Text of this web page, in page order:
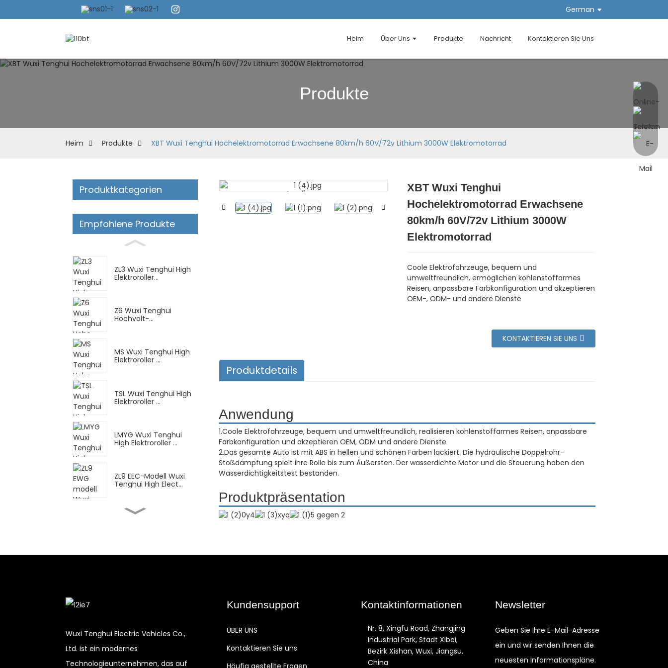
German
Heim Über Uns Produkte Nachricht Kontaktieren Sie Uns
Produkte
Heim Produkte XBT Wuxi Tenghui Hochelektromotorrad Erwachsene 80km/h 60V/72v Lithium 3000W Elektromotorrad
Produktkategorien
Empfohlene Produkte
ZL3 Wuxi Tenghui High
Elektroroller...
Z6 Wuxi Tenghui
Hochvolt-
MS Wuxi Tenghui High
Elektroroller ...
TSL Wuxi Tenghui High
Elektroroller ...
LMYG Wuxi Tenghui
High Elektroroller ...
ZL9 EEC-Modell Wuxi
Tenghui High Elect...
FY Wuxi Tenghui
Hochelektromotorrad...
Loading...
Loading... Loading...
Loading... Loading...
Loading...
XBT Wuxi Tenghui
Hochelektromotorrad Erwachsene
80km/h 60V/72v Lithium 3000W
Elektromotorrad
Coole Elektrofahrzeuge, bequem und
umweltfreundlich, ermöglichen kohlenstoffarmes
Reisen, anpassbare Farbkonfiguration und akzeptieren
OEM-, ODM- und andere Dienste
KONTAKTIEREN SIE UNS
Produktdetails
Anwendung
1.Coole Elektrofahrzeuge, bequem und umweltfreundlich, realisieren kohlenstoffarmes Reisen, anpassbare
Farbkonfiguration und akzeptieren OEM, ODM und andere Dienste
2.Das gesamte Auto ist mit ABS in hellen und schönen Farben lackiert. Die hydraulische Doppelrohr-
Stoßdämpfung spielt ihre Rolle bis zum Äußersten. Der wasserdichte Motor und die Steuerung haben den
Wasserdichtigkeitstest bestanden.
Produktpräsentation
Wuxi Tenghui Electric Vehicles Co.,
Ltd. ist ein modernes
Technologieunternehmen, das auf
Kundensupport
ÜBER UNS
Kontaktieren Sie uns
Häufig gestellte Fragen
Kontaktinformationen
Nr. 8, Xingfu Road, Zhangjing
Industrial Park, Stadt Xibei,
Bezirk Xishan, Wuxi, Jiangsu,
China
Newsletter
Geben Sie Ihre E-Mail-Adresse
ein und wir senden Ihnen die
neuesten Informationspläne.